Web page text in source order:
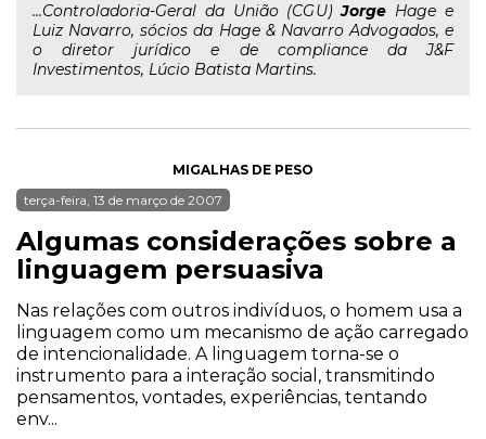
...Controladoria-Geral da União (CGU)Jorge Hage e
Luiz Navarro, sócios da Hage & Navarro Advogados, e
o diretor jurídico e de compliance da J&F
Investimentos, Lúcio Batista Martins.
MIGALHAS DE PESO
terça-feira, 13 de março de 2007
Algumas considerações sobre a
linguagem persuasiva
Nas relações com outros indivíduos, o homem usa a
linguagem como um mecanismo de ação carregado
de intencionalidade. A linguagem torna-se o
instrumento para a interação social, transmitindo
pensamentos, vontades, experiências, tentando
env...